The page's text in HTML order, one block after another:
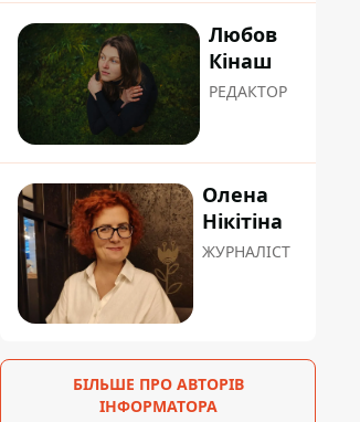
Любов
Кінаш
РЕДАКТОР
Олена
Нікітіна
ЖУРНАЛІСТ
БІЛЬШЕ ПРО АВТОРІВ
ІНФОРМАТОРА